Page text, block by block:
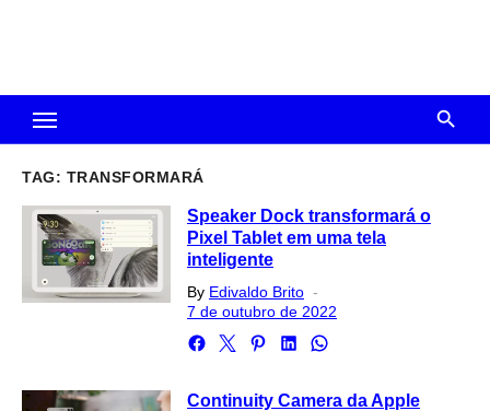
TAG: TRANSFORMARÁ
Speaker Dock transformará o
Pixel Tablet em uma tela
inteligente
By Edivaldo Brito
on
7 de outubro de 2022
Continuity Camera da Apple